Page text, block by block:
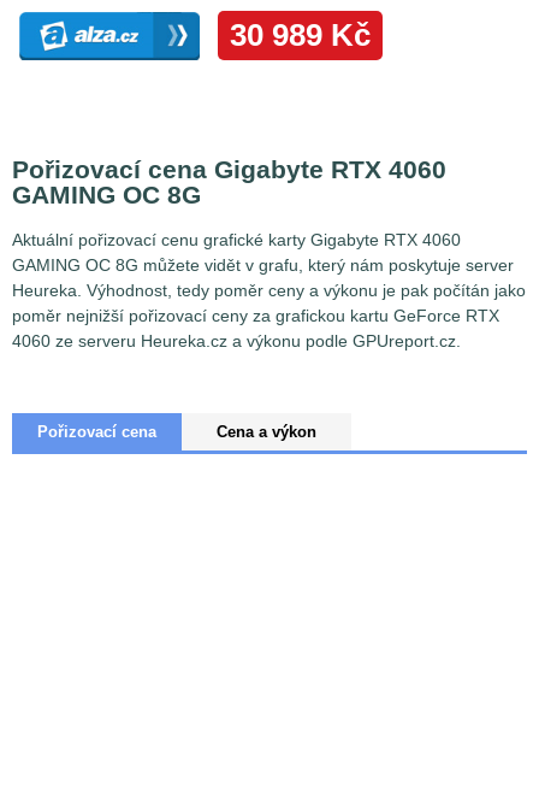
Pořizovací cena Gigabyte RTX 4060
GAMING OC 8G
Aktuální pořizovací cenu grafické karty Gigabyte RTX 4060
GAMING OC 8G můžete vidět v grafu, který nám poskytuje server
Heureka. Výhodnost, tedy poměr ceny a výkonu je pak počítán jako
poměr nejnižší pořizovací ceny za grafickou kartu GeForce RTX
4060 ze serveru Heureka.cz a výkonu podle GPUreport.cz.
Pořizovací cena Cena a výkon